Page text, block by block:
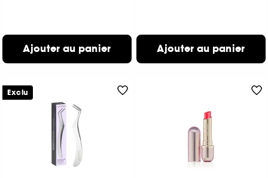
Ajouter au panier Ajouter au panier
Exclu